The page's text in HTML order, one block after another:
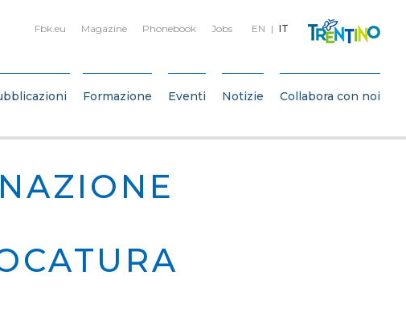
EN IT
Fbk.eu Magazine Phonebook Jobs
Formazione Eventi Notizie Collabora con noi